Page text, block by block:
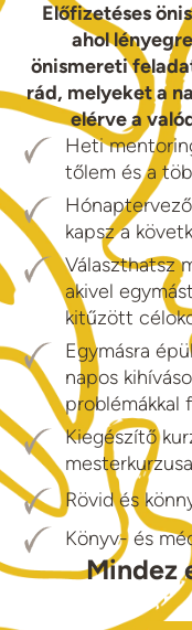
Előfizetéses
ahol
önismereti
rád, melyeket a
elérve a
Heti
tőlem és a
kapsz a
Választhatsz
akivel
kitűzött
Egymásra
napos
problémákkal
Kiegészítő
Rövid és
Könyv- és
Mindez